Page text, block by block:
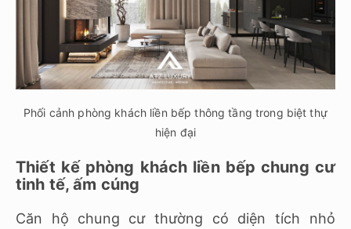
Phối cảnh phòng khách liền bếp thông tầng trong biệt thự
hiện đại
Thiết kế phòng khách liền bếp chung cư
tinh tế, ấm cúng
Căn hộ chung cư thường có diện tích nhỏ